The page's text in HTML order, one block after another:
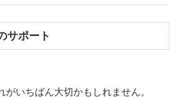
サポート
がいちばん大切かもしれません。